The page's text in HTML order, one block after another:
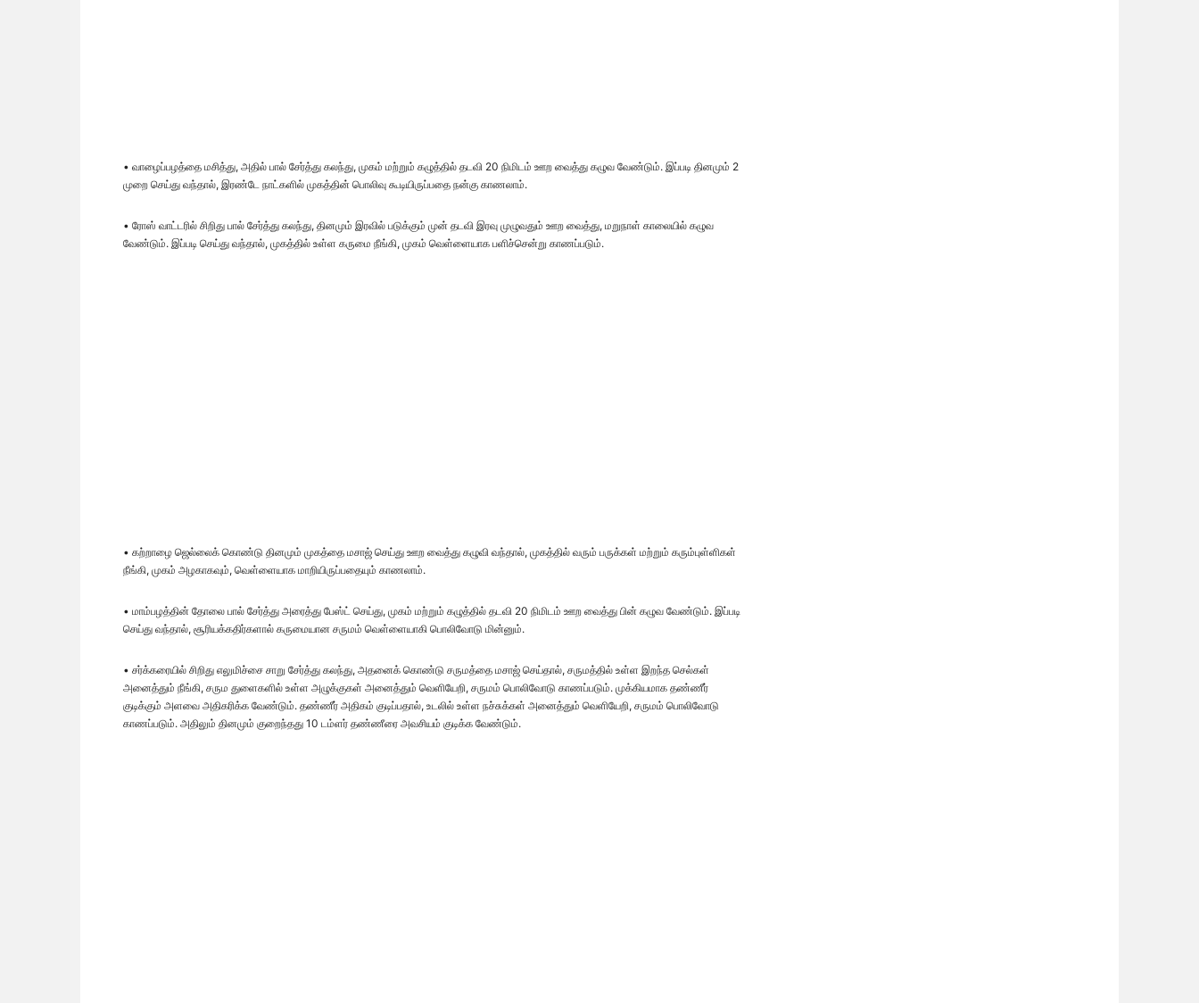
• வாழைப்பழத்தை மசித்து, அதில் பால் சேர்த்து கலந்து, முகம் மற்றும் கழுத்தில் தடவி 20 நிமிடம் ஊற வைத்து கழுவ வேண்டும். இப்படி தினமும் 2
முறை செய்து வந்தால், இரண்டே நாட்களில் முகத்தின் பொலிவு கூடியிருப்பதை நன்கு காணலாம்.
• ரோஸ் வாட்டரில் சிறிது பால் சேர்த்து கலந்து, தினமும் இரவில் படுக்கும் முன் தடவி இரவு முழுவதும் ஊற வைத்து, மறுநாள் காலையில் கழுவ
வேண்டும். இப்படி செய்து வந்தால், முகத்தில் உள்ள கருமை நீங்கி, முகம் வெள்ளையாக பளிச்சென்று காணப்படும்.
• கற்றாழை ஜெல்லைக் கொண்டு தினமும் முகத்தை மசாஜ் செய்து ஊற வைத்து கழுவி வந்தால், முகத்தில் வரும் பருக்கள் மற்றும் கரும்புள்ளிகள்
நீங்கி, முகம் அழகாகவும், வெள்ளையாக மாறியிருப்பதையும் காணலாம்.
• மாம்பழத்தின் தோலை பால் சேர்த்து அரைத்து பேஸ்ட் செய்து, முகம் மற்றும் கழுத்தில் தடவி 20 நிமிடம் ஊற வைத்து பின் கழுவ வேண்டும். இப்படி
செய்து வந்தால், சூரியக்கதிர்களால் கருமையான சருமம் வெள்ளையாகி பொலிவோடு மின்னும்.
• சர்க்கரையில் சிறிது எலுமிச்சை சாறு சேர்த்து கலந்து, அதனைக் கொண்டு சருமத்தை மசாஜ் செய்தால், சருமத்தில் உள்ள இறந்த செல்கள்
அனைத்தும் நீங்கி, சரும துளைகளில் உள்ள அழுக்குகள் அனைத்தும் வெளியேறி, சருமம் பொலிவோடு காணப்படும். முக்கியமாக தண்ணீர்
குடிக்கும் அளவை அதிகரிக்க வேண்டும். தண்ணீர் அதிகம் குடிப்பதால், உடலில் உள்ள நச்சுக்கள் அனைத்தும் வெளியேறி, சருமம் பொலிவோடு
காணப்படும். அதிலும் தினமும் குறைந்தது 10 டம்ளர் தண்ணீரை அவசியம் குடிக்க வேண்டும்.